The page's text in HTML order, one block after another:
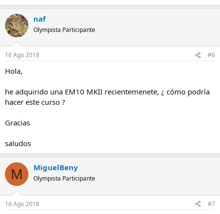
naf
Olympista Participante
16 Ago 2018 #6
Hola,
he adquirido una EM10 MKII recientemenete, ¿ cómo podría
hacer este curso ?
Gracias
saludos
M MiguelBeny
Olympista Participante
16 Ago 2018 #7